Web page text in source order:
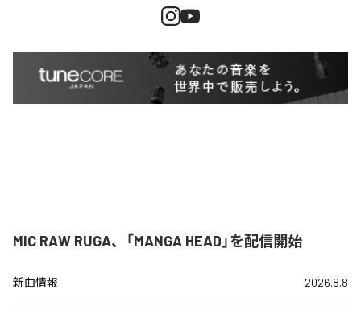
MIC RAW RUGA、「MANGA HEAD」を配信開始
新曲情報 2026.8.8